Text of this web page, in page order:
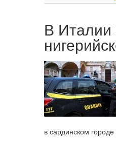
В Италии
в сардинском